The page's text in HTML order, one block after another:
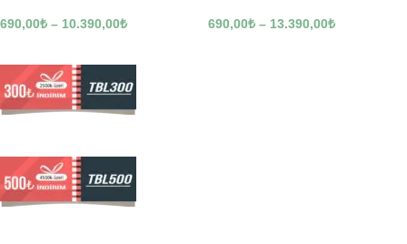
690,00₺ – 10.390,00₺ 690,00₺ – 13.390,00₺